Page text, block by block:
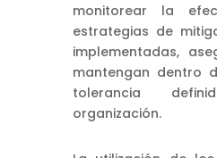
monitorear la
estrategias de
implementadas,
mantengan dentro
tolerancia
organización.